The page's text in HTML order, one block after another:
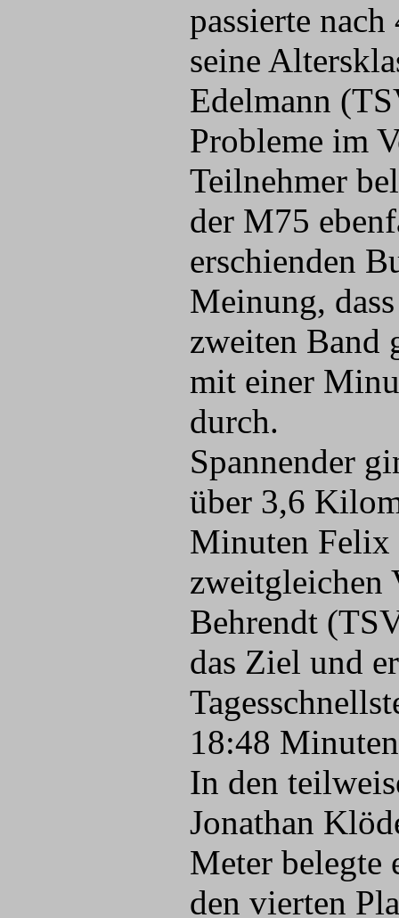
passierte
seine
Edelmann
Probleme im
Teilnehmer
der M75
erschienden
Meinung,
zweiten Band
mit einer
durch.
Spannender
über 3,6
Minuten Felix
zweitgleichen
Behrendt
das Ziel und
18:48
In den
Jonathan
Meter belegte
den vierten